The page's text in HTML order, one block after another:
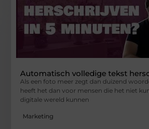
Automatisch volledige tekst
Als een foto meer zegt dan duizend
heeft het dan voor mensen die het niet
digitale wereld kunnen
Marketing